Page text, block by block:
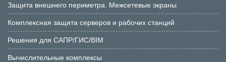
Защита внешнего периметра. Межсетевые экраны
Комплексная защита серверов и рабочих станций
Решения для САПР/ГИС/BIM
Вычислительные комплексы